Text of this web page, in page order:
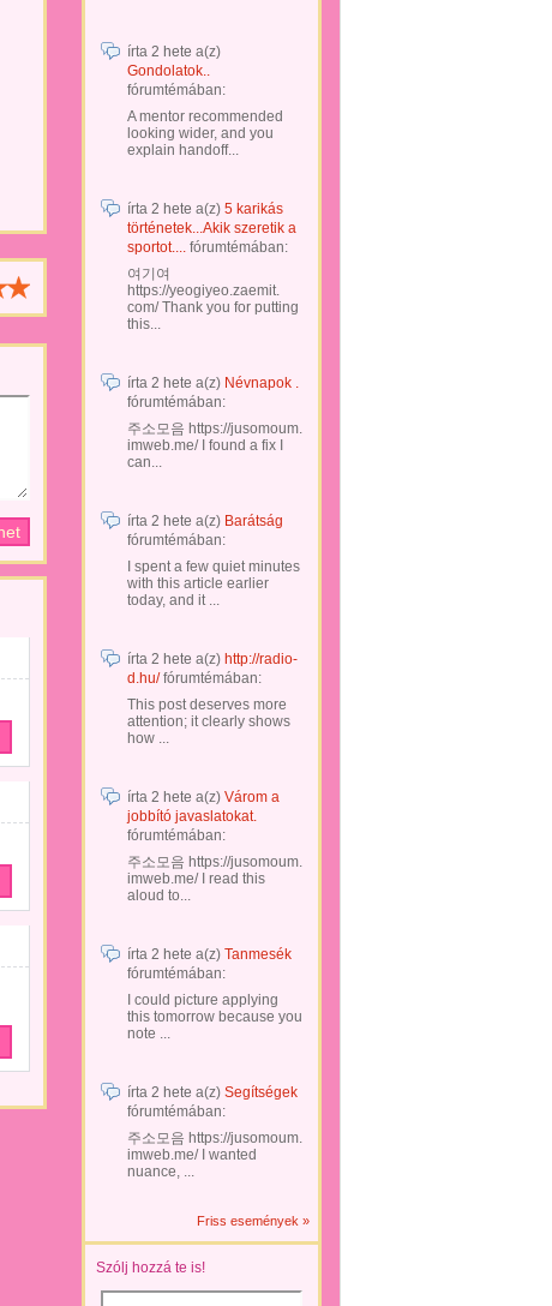
írta 2 hete a(z)
Gondolatok..
fórumtémában:
A mentor recommended
looking wider, and you
explain handoff...
írta 2 hete a(z) 5 karikás
történetek...Akik szeretik a
sportot.... fórumtémában:
여기여
https://yeogiyeo.zaemit.
com/ Thank you for putting
this...
írta 2 hete a(z) Névnapok .
fórumtémában:
주소모음 https://jusomoum.
imweb.me/ I found a fix I
can...
írta 2 hete a(z) Barátság
fórumtémában:
I spent a few quiet minutes
with this article earlier
today, and it ...
írta 2 hete a(z) http://radio-
d.hu/fórumtémában:
This post deserves more
attention; it clearly shows
how ...
írta 2 hete a(z) Várom a
jobbító javaslatokat.
fórumtémában:
주소모음 https://jusomoum.
imweb.me/ I read this
aloud to...
írta 2 hete a(z) Tanmesék
fórumtémában:
I could picture applying
this tomorrow because you
note ...
írta 2 hete a(z) Segítségek
fórumtémában:
주소모음 https://jusomoum.
imweb.me/ I wanted
nuance, ...
Friss események »
Szólj hozzá te is!